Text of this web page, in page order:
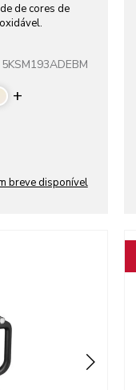
de cores de
5KSM193ADEBM
Display more
breve disponível